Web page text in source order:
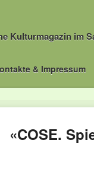
Kulturmagazin im
& Impressum
«COSE.